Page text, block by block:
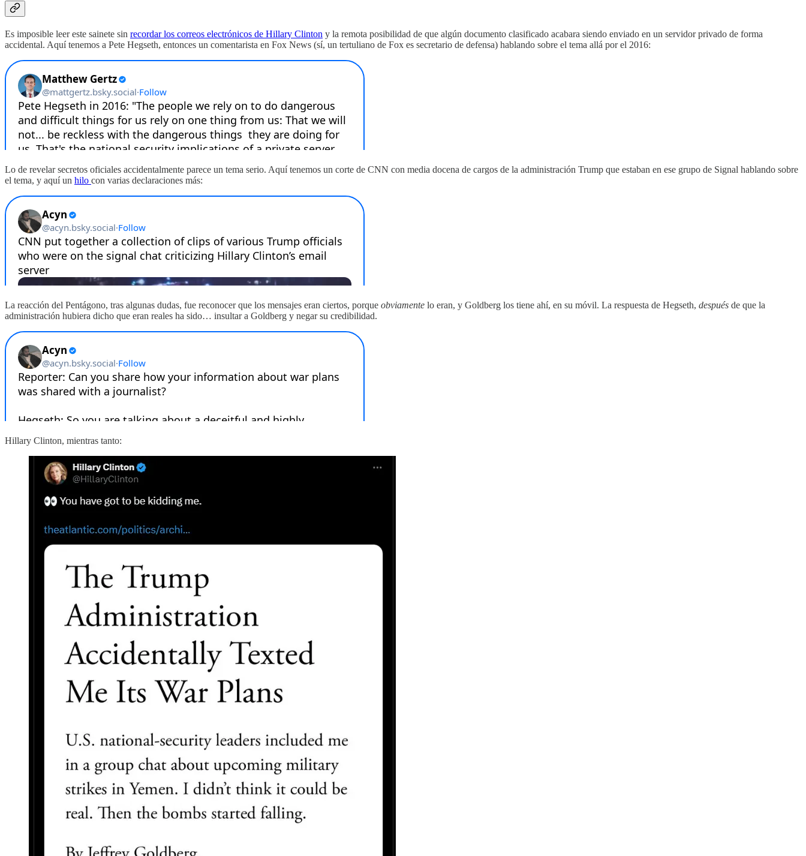
Es imposible leer este sainete sin recordarlos correos electrónicos de Hillary Clinton y la remota posibilidad de que algún documento clasificado acabara siendo enviado en un servidor privado de forma
accidental. Aquí tenemos a Pete Hegseth, entonces un comentarista en Fox News (sí, un tertuliano de Fox es secretario de defensa) hablando sobre el tema allá por el 2016:
Lo de revelar secretos oficiales accidentalmente parece un tema serio. Aquí tenemos un corte de CNN con media docena de cargos de la administración Trump que estaban en ese grupo de Signal hablando sobre
el tema, y aquí un hilo con varias declaraciones más:
La reacción del Pentágono, tras algunas dudas, fue reconocer que los mensajes eran ciertos, porque obviamente lo eran, y Goldberg los tiene ahí, en su móvil. La respuesta de Hegseth, después de que la
administración hubiera dicho que eran reales ha sido… insultar a Goldberg y negar su credibilidad.
Hillary Clinton, mientras tanto: